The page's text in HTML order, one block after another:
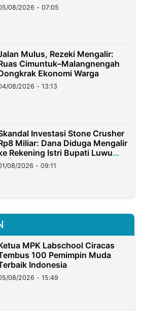
08/2026 - 07:05
Mulus, Rezeki Mengalir:
Cimuntuk–Malangnengah
Ekonomi Warga
08/2026 - 13:13
Investasi Stone Crusher
Miliar: Dana Diduga Mengalir
Rekening Istri Bupati Luwu
08/2026 - 09:11
MPK Labschool Ciracas
100 Pemimpin Muda
Indonesia
08/2026 - 15:49